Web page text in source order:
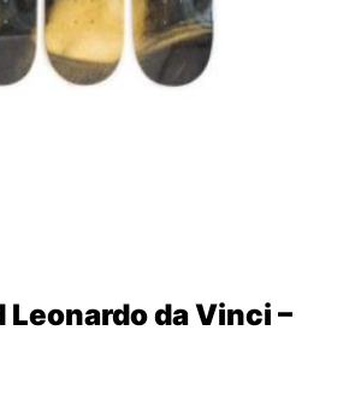
Leonardo da Vinci –